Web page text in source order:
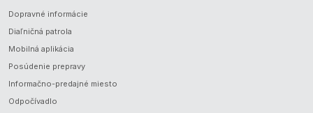
Dopravné informácie
Diaľničná patrola
Mobilná aplikácia
Posúdenie prepravy
Informačno-predajné miesto
Odpočívadlo